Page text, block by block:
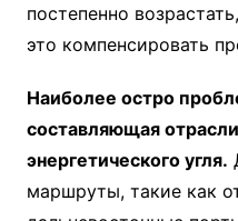
постепенно
это компенсировать
Наиболее остро
составляющая
энергетического угля.
маршруты, такие как